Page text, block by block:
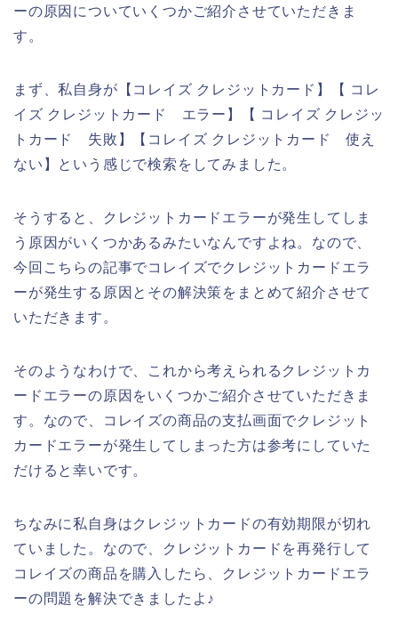
ーの原因についていくつかご紹介させていただきま
す。
まず、私自身が【コレイズ クレジットカード】【 コレ
イズ クレジットカード エラー】【 コレイズ クレジッ
トカード 失敗】【コレイズ クレジットカード 使え
ない】という感じで検索をしてみました。
そうすると、クレジットカードエラーが発生してしま
う原因がいくつかあるみたいなんですよね。なので、
今回こちらの記事でコレイズでクレジットカードエラ
ーが発生する原因とその解決策をまとめて紹介させて
いただきます。
そのようなわけで、これから考えられるクレジットカ
ードエラーの原因をいくつかご紹介させていただきま
す。なので、コレイズの商品の支払画面でクレジット
カードエラーが発生してしまった方は参考にしていた
だけると幸いです。
ちなみに私自身はクレジットカードの有効期限が切れ
ていました。なので、クレジットカードを再発行して
コレイズの商品を購入したら、クレジットカードエラ
ーの問題を解決できましたよ♪